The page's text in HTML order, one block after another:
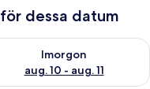
dessa datum
9 - aug. 10
Imorgon
aug. 10 - aug. 11
tillgängligheten